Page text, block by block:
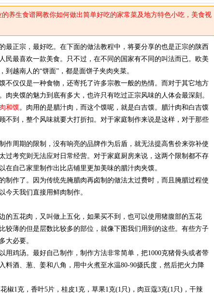
养生食谱网教你如何做出简单好吃的家常菜及地方特色小吃，美食视
正宗，最好吃。在下面的做法教程中，将要分享的也是正宗的陕西
民最喜欢一款美食。只不过，在不同的国家有不同的叫法而已。欧美
越南人的“饼面”，都是面饼子夹肉夹菜。
仅仅是一种食物，还寄托了许多宗教一般的热情。而对于其它地方
肉夹馍的魅力到底有多大，也许只有吃过正宗风味的人体会最深刻。
和馍。肉用的是腊汁肉，而这个馍呢，就是白吉馍。腊汁肉和白吉馍
不到，整个风味就要大打折扣。对于家庭制作来说是这样，对于那些
周期的限制，没有响亮的品牌作为后盾，就无法提高售价来弥补使
过考究则无法应对日常经营。对于家庭厨房来说，这两个限制都不存
自己家里制作出比店铺里更加美味的腊汁肉夹馍。
作了。因为传统先腌腊肉再卤制的做法太过费时，而且腌腊过程使
今天我们直接用鲜肉制作。
五花肉，又叫做上五化，如果买不到，也可以使用猪腹部的五花
较薄的但是层数比较多的部位，就像下图我们用到的这些。有些方子
大必要。
鸡汤。最好自己制作，制作方法非常简单，把1000克猪骨头或者带
料酒、葱、姜和八角，用中火煮至水温80-90摄氏度，然后把火力降
1克，香叶5片，桂皮1克，草果1克(1只)，肉豆蔻3克(1只)，干辣